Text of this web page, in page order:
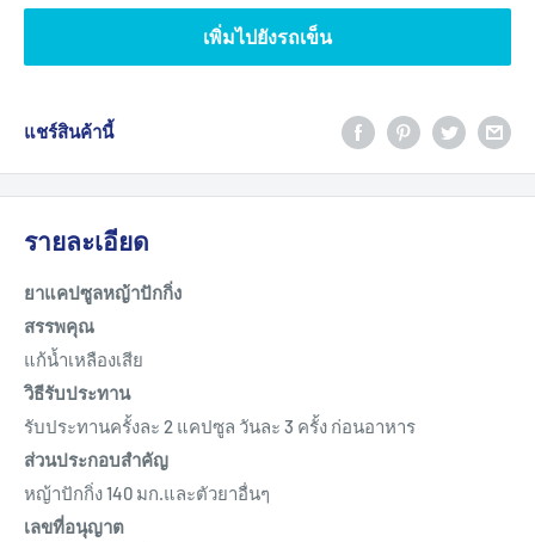
เพิ่มไปยังรถเข็น
แชร์สินค้านี้
รายละเอียด
ยาแคปซูลหญ้าปักกิ่ง
สรรพคุณ
แก้น้ำเหลืองเสีย
วิธีรับประทาน
รับประทานครั้งละ 2 แคปซูล วันละ 3 ครั้ง ก่อนอาหาร
ส่วนประกอบสำคัญ
หญ้าปักกิ่ง 140 มก.และตัวยาอื่นๆ
เลขที่อนุญาต